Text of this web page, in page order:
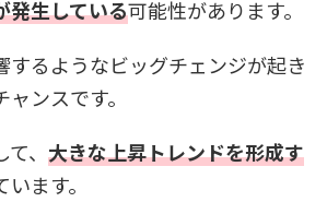
発生している可能性があります。
するようなビッグチェンジが起き
ンスです。
、 大きな上昇トレンドを形成す
ます。